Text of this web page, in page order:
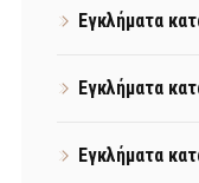
Εγκλήματα
Εγκλήματα
Εγκλήματα